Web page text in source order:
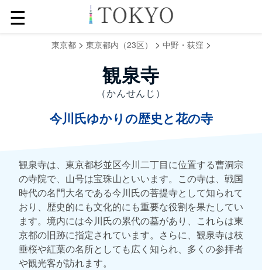
☰
東京都> 東京都内（23区） > 中野・荻窪 >
観泉寺
（かんせんじ）
今川氏ゆかりの歴史と花の寺
観泉寺は、東京都杉並区今川二丁目に位置する曹洞宗
の寺院で、山号は宝珠山といいます。この寺は、戦国
時代の名門大名である今川氏の菩提寺として知られて
おり、歴史的にも文化的にも重要な役割を果たしてい
ます。境内には今川氏の累代の墓があり、これらは東
京都の旧跡に指定されています。さらに、観泉寺は枝
垂桜や紅葉の名所としても広く知られ、多くの参拝者
や観光客が訪れます。